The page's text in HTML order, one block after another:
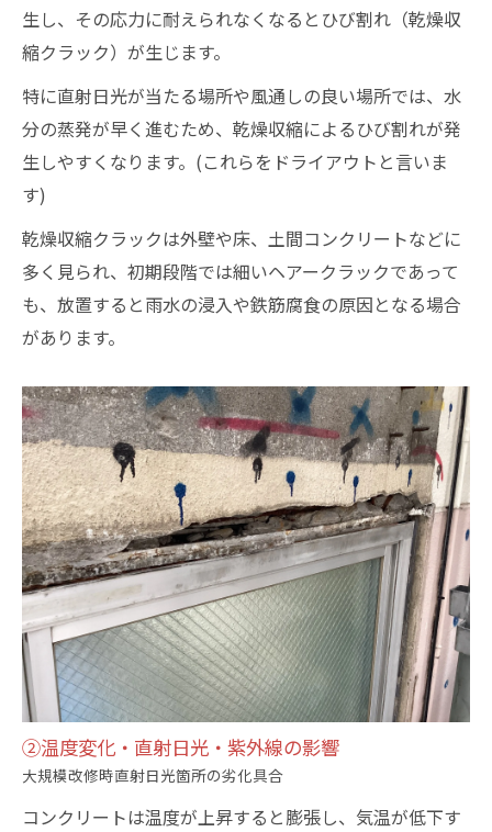
生し、その応力に耐えられなくなるとひび割れ（乾燥収
縮クラック）が生じます。
特に直射日光が当たる場所や風通しの良い場所では、水
分の蒸発が早く進むため、乾燥収縮によるひび割れが発
生しやすくなります。(これらをドライアウトと言いま
す)
乾燥収縮クラックは外壁や床、土間コンクリートなどに
多く見られ、初期段階では細いヘアークラックであって
も、放置すると雨水の浸入や鉄筋腐食の原因となる場合
があります。
②温度変化・直射日光・紫外線の影響
大規模改修時直射日光箇所の劣化具合
コンクリートは温度が上昇すると膨張し、気温が低下す